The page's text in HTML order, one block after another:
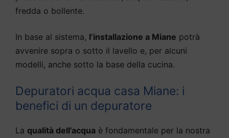
fredda o bollente.
In base al sistema, l’installazione a Miane potrà
avvenire sopra o sotto il lavello e, per alcuni
modelli, anche sotto la base della cucina.
Depuratori acqua casa Miane: i
benefici di un depuratore
La qualità dell’acqua è fondamentale per la nostra